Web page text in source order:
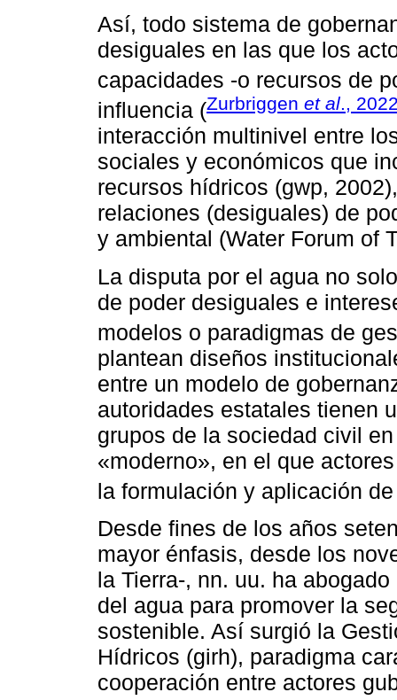
Así, todo sistema de
desiguales en las que los
capacidades -o recursos de
influencia (Zurbriggen et al.,
interacción multinivel entre
sociales y económicos que
recursos hídricos (gwp,
relaciones (desiguales) de
y ambiental (Water Forum of
La disputa por el agua no
de poder desiguales e
modelos o paradigmas de
plantean diseños
entre un modelo de
autoridades estatales tienen
grupos de la sociedad civil
«moderno», en el que
la formulación y aplicación
Desde fines de los años
mayor énfasis, desde los
la Tierra-, nn. uu. ha
del agua para promover la
sostenible. Así surgió la
Hídricos (girh), paradigma
cooperación entre actores